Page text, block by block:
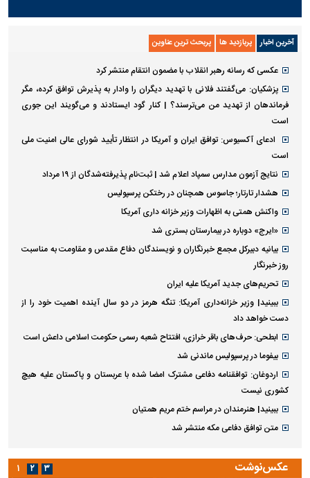
آخرین اخبار پربازدید ها پربحث ترین عناوین
عکسی که رسانه رهبر انقلاب با مضمون انتقام منتشر کرد
پزشکیان: می‌گفتند فلانی با تهدید دیگران را وادار به پذیرش توافق کرده، مگر
فرماندهان از تهدید من می‌ترسند؟ | کنار گود ایستادند و می‌گویند این جوری
است
ادعای آکسیوس: توافق ایران و آمریکا در انتظار تأیید شورای عالی امنیت ملی
است
نتایج آزمون مدارس سمپاد اعلام شد | ثبت‌نام پذیرفته‌شدگان از ۱۹ مرداد
هشدار تارتار؛ جاسوس همچنان در رختکن پرسپولیس
واکنش همتی به اظهارات وزیر خزانه داری آمریکا
«ایرج» دوباره در بیمارستان بستری شد
بیانیه دبیرکل مجمع خبرنگاران و نویسندگان دفاع مقدس و مقاومت به مناسبت
روز خبرنگار
تحریم‌های جدید آمریکا علیه ایران
ببینید| وزیر خزانه‌داری آمریکا: تنگه هرمز در دو سال آینده اهمیت خود را از
دست خواهد داد
ابطحی: حرف‌های باقر خرازی، افتتاح شعبه رسمی حکومت اسلامی داعش است
بیفوما در پرسپولیس ماندنی شد
اردوغان: توافقنامه دفاعی مشترک امضا شده با عربستان و پاکستان علیه هیچ
کشوری نیست
ببینید| هنرمندان در مراسم ختم مریم همتیان
متن توافق دفاعی مکه منتشر شد
عکس‌نوشت ۱ ۲ ۳